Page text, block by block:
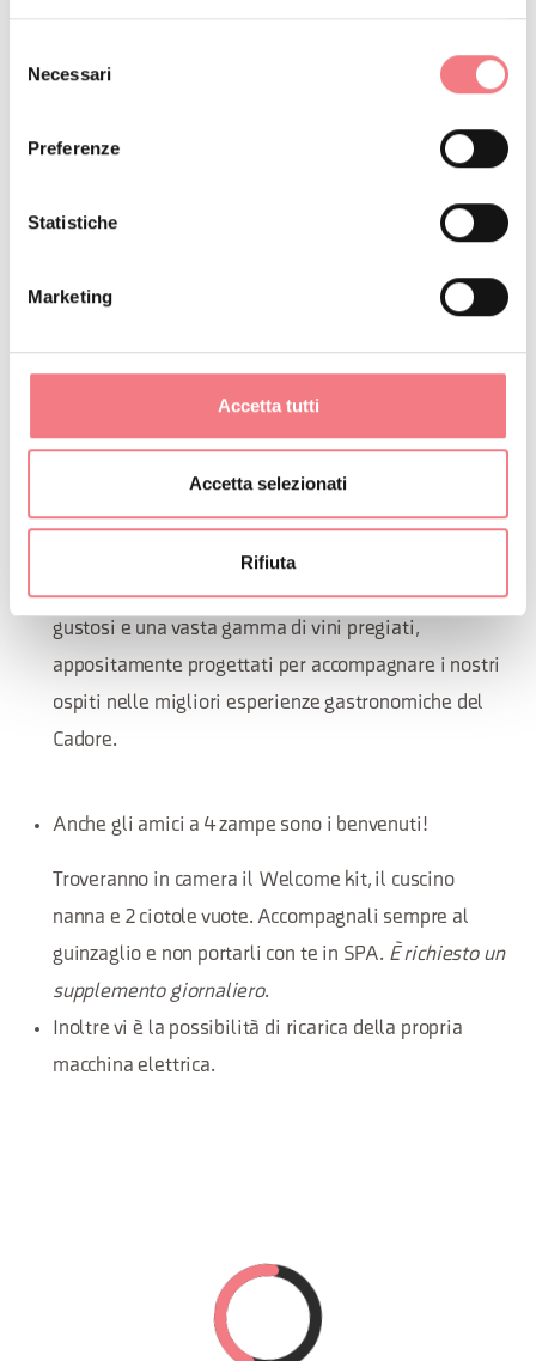
delNecessari
Preferenze
Statistiche
Marketing
Accetta tutti
Accetta selezionati
Rifiuta
Lo chalet dispone di numerosi servizi dedicati ai nostri
clienti:
Un'ampio parcheggio privato che dispone di un
piccolo chalet in legno, a disposizione per riporre e
biciclette, E-Bike, monopattini, sci, ecc.
La Privat Spa con sauna, bagno di vapore, area reale
con tisaneria e sulla terrazza esterna una mini
piscina idromassaggio con acqua calda, per godere al
meglio l’aria pura di montagna.
Ristorante e wine bar con una selezione di piatti
gustosi e una vasta gamma di vini pregiati,
appositamente progettati per accompagnare i nostri
ospiti nelle migliori esperienze gastronomiche del
Cadore.
Anche gli amici a 4 zampe sono i benvenuti!
Troveranno in camera il Welcome kit, il cuscino
nanna e 2 ciotole vuote. Accompagnali sempre al
guinzaglio e non portarli con te in SPA. È richiesto un
supplemento giornaliero.
Inoltre vi è la possibilità di ricarica della propria
macchina elettrica.